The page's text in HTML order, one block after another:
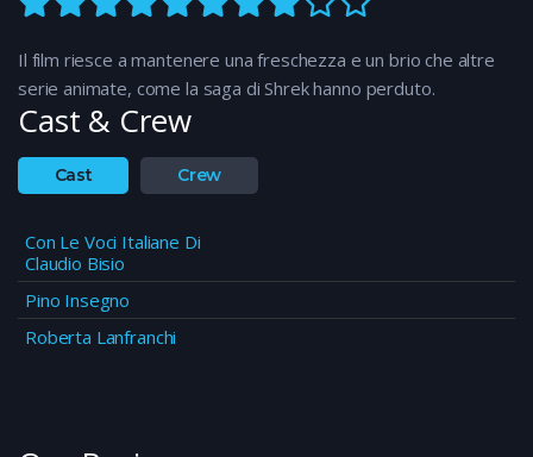
Il film riesce a mantenere una freschezza e un brio che altre
serie animate, come la saga di Shrek hanno perduto.
Cast & Crew
Cast Crew
Con Le Voci Italiane Di
Claudio Bisio
Pino Insegno
Roberta Lanfranchi